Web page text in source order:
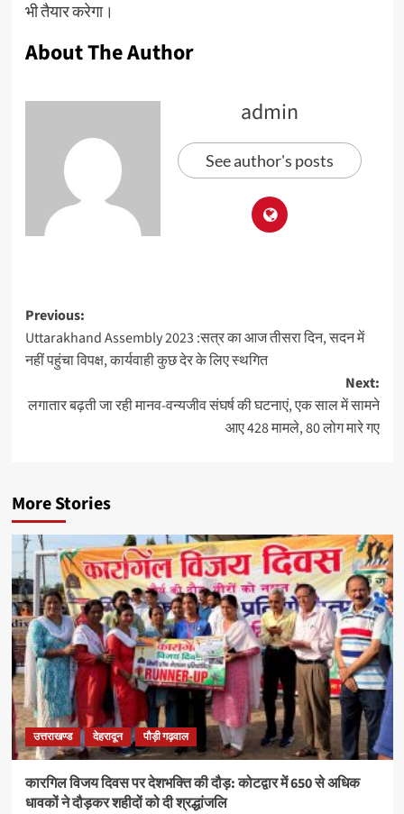
भी तैयार करेगा।
About The Author
admin
See author's posts
Previous:
Uttarakhand Assembly 2023 :सत्र का आज तीसरा दिन, सदन में
नहीं पहुंचा विपक्ष, कार्यवाही कुछ देर के लिए स्थगित
Next:
लगातार बढ़ती जा रही मानव-वन्यजीव संघर्ष की घटनाएं, एक साल में सामने
आए 428 मामले, 80 लोग मारे गए
More Stories
उत्तराखण्ड देहरादून पौड़ी गढ़वाल
कारगिल विजय दिवस पर देशभक्ति की दौड़: कोटद्वार में 650 से अधिक
धावकों ने दौड़कर शहीदों को दी श्रद्धांजलि